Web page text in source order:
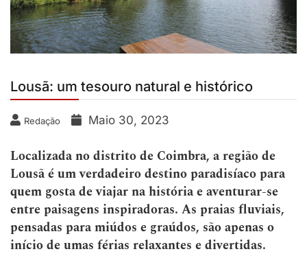
Lousã: um tesouro natural e histórico
Redação Maio 30, 2023
Localizada no distrito de Coimbra, a região de
Lousã é um verdadeiro destino paradisíaco para
quem gosta de viajar na história e aventurar-se
entre paisagens inspiradoras. As praias fluviais,
pensadas para miúdos e graúdos, são apenas o
início de umas férias relaxantes e divertidas.